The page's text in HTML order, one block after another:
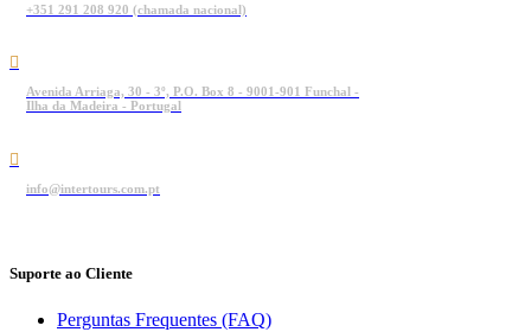
+351 291 208 920 (chamada nacional)
Avenida Arriaga, 30 - 3º, P.O. Box 8 - 9001-901 Funchal -
Ilha da Madeira - Portugal
info@intertours.com.pt
Suporte ao Cliente
Perguntas Frequentes (FAQ)